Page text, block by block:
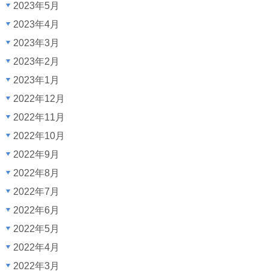
2023年5月
2023年4月
2023年3月
2023年2月
2023年1月
2022年12月
2022年11月
2022年10月
2022年9月
2022年8月
2022年7月
2022年6月
2022年5月
2022年4月
2022年3月